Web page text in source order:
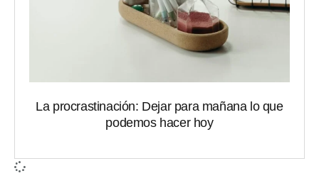
La procrastinación: Dejar para mañana lo que
podemos hacer hoy